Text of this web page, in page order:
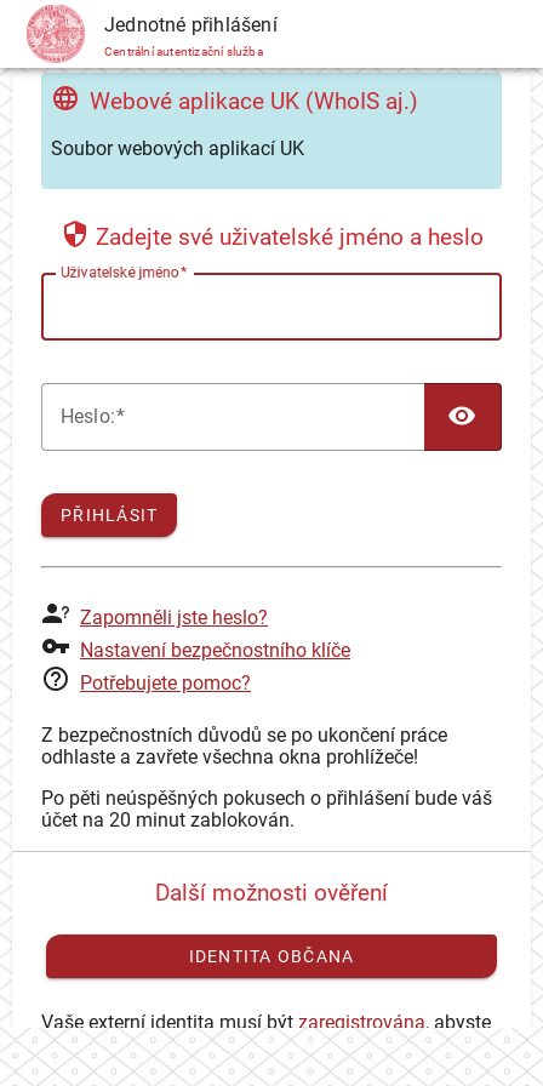
CAS Jednotné přihlášení
Centrální autentizační služba
Webové aplikace UK (WhoIS aj.)
Soubor webových aplikací UK
Zadejte své uživatelské jméno a heslo
Uživatelské jméno
Heslo:
PŘIHLÁSIT
Zapomněli jste heslo?
Nastavení bezpečnostního klíče
Potřebujete pomoc?
Z bezpečnostních důvodů se po ukončení práce
odhlaste a zavřete všechna okna prohlížeče!
Po pěti neúspěšných pokusech o přihlášení bude váš
účet na 20 minut zablokován.
Další možnosti ověření
IDENTITA OBČANA
Vaše externí identita musí být zaregistrována, abyste
se mohli přihlásit ke svému CAS účtu.